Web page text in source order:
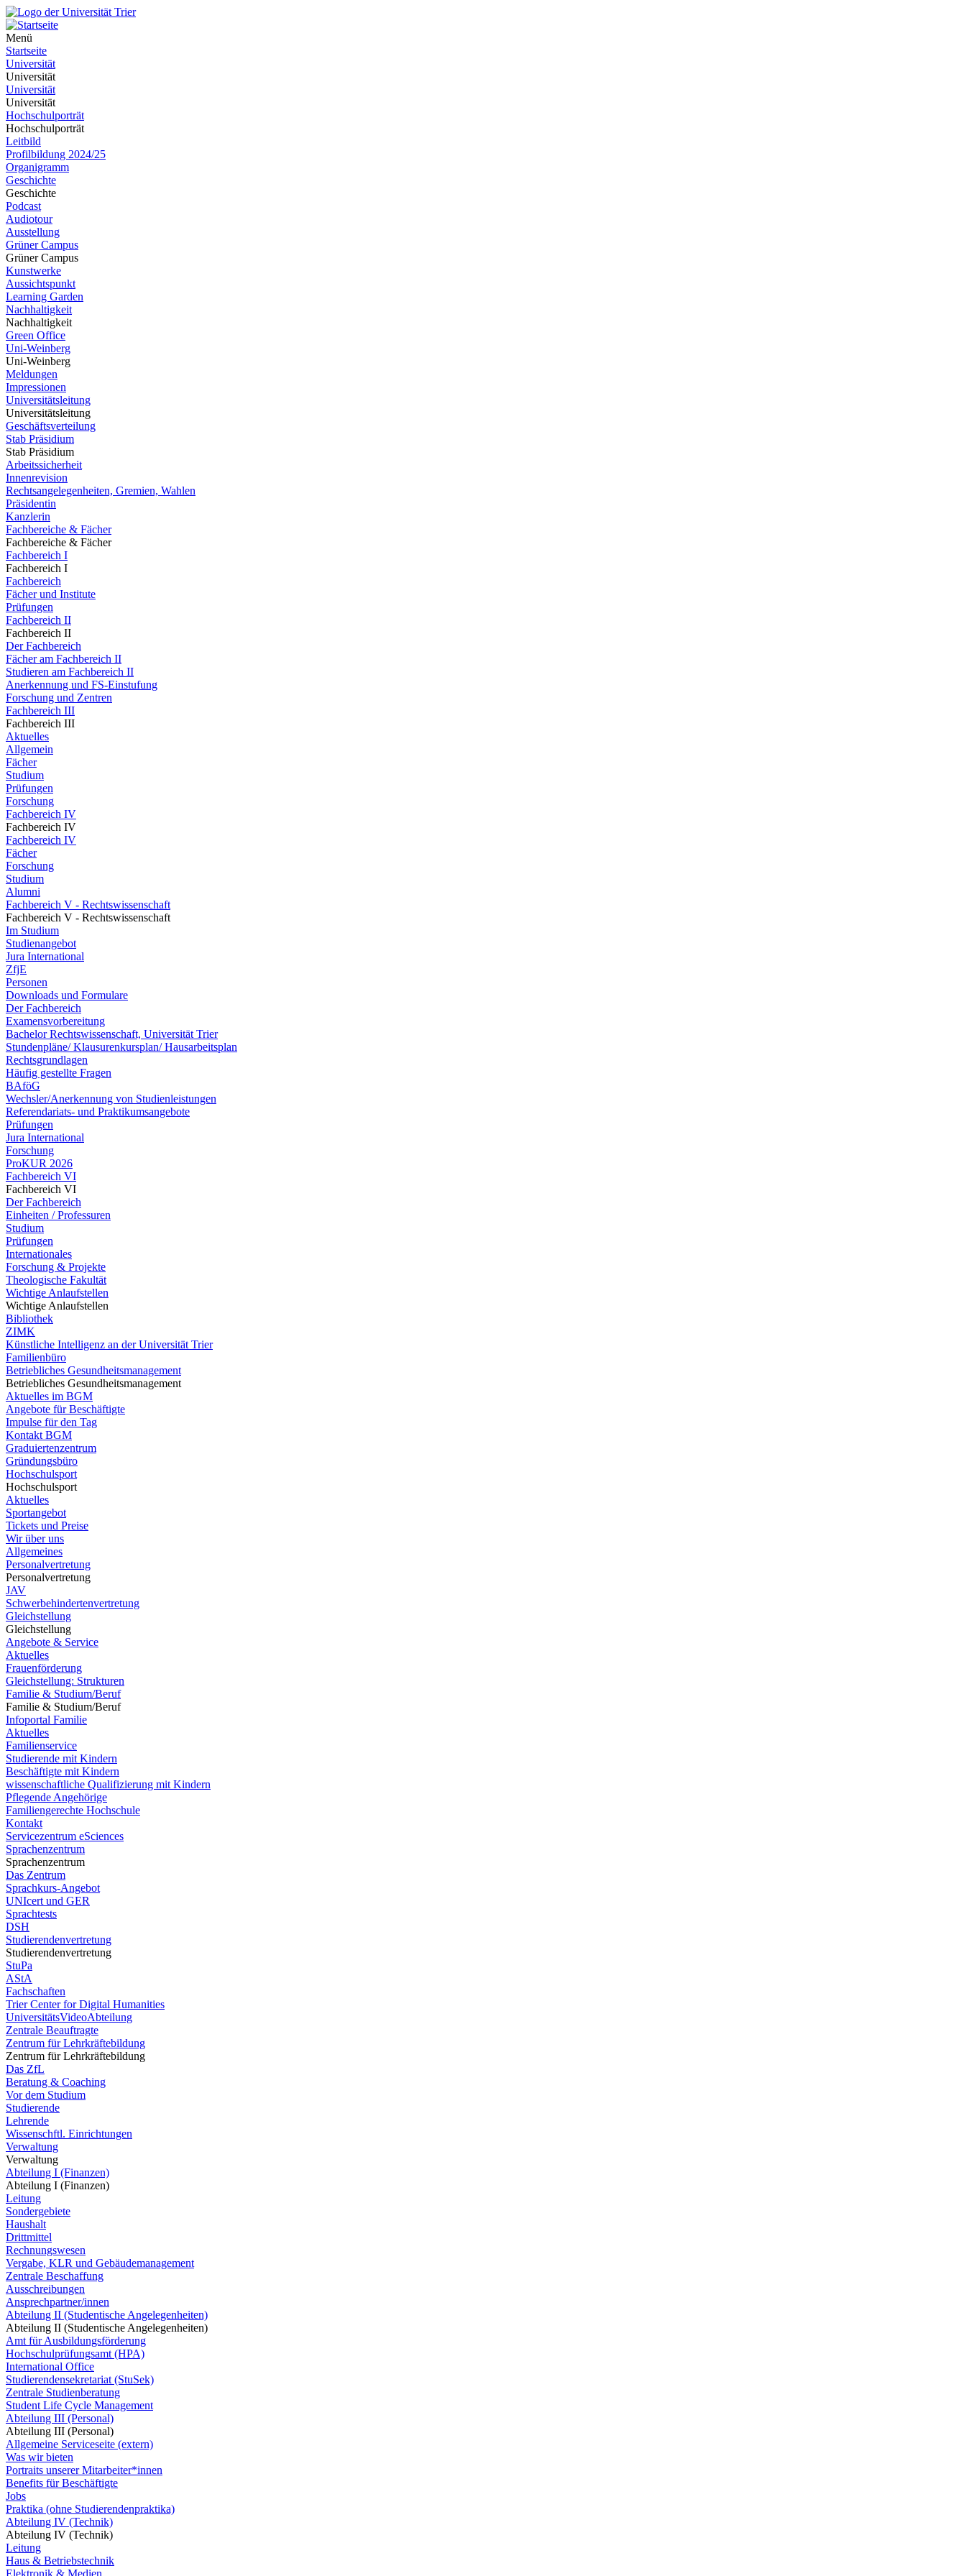
Menü
Startseite
Universität
Universität
Universität
Universität
Hochschulporträt
Hochschulporträt
Leitbild
Profilbildung 2024/25
Organigramm
Geschichte
Geschichte
Podcast
Audiotour
Ausstellung
Grüner Campus
Grüner Campus
Kunstwerke
Aussichtspunkt
Learning Garden
Nachhaltigkeit
Nachhaltigkeit
Green Office
Uni-Weinberg
Uni-Weinberg
Meldungen
Impressionen
Universitätsleitung
Universitätsleitung
Geschäftsverteilung
Stab Präsidium
Stab Präsidium
Arbeitssicherheit
Innenrevision
Rechtsangelegenheiten, Gremien, Wahlen
Präsidentin
Kanzlerin
Fachbereiche & Fächer
Fachbereiche & Fächer
Fachbereich I
Fachbereich I
Fachbereich
Fächer und Institute
Prüfungen
Fachbereich II
Fachbereich II
Der Fachbereich
Fächer am Fachbereich II
Studieren am Fachbereich II
Anerkennung und FS-Einstufung
Forschung und Zentren
Fachbereich III
Fachbereich III
Aktuelles
Allgemein
Fächer
Studium
Prüfungen
Forschung
Fachbereich IV
Fachbereich IV
Fachbereich IV
Fächer
Forschung
Studium
Alumni
Fachbereich V - Rechtswissenschaft
Fachbereich V - Rechtswissenschaft
Im Studium
Studienangebot
Jura International
ZfjE
Personen
Downloads und Formulare
Der Fachbereich
Examensvorbereitung
Bachelor Rechtswissenschaft, Universität Trier
Stundenpläne/ Klausurenkursplan/ Hausarbeitsplan
Rechtsgrundlagen
Häufig gestellte Fragen
BAföG
Wechsler/Anerkennung von Studienleistungen
Referendariats- und Praktikumsangebote
Prüfungen
Jura International
Forschung
ProKUR 2026
Fachbereich VI
Fachbereich VI
Der Fachbereich
Einheiten / Professuren
Studium
Prüfungen
Internationales
Forschung & Projekte
Theologische Fakultät
Wichtige Anlaufstellen
Wichtige Anlaufstellen
Bibliothek
ZIMK
Künstliche Intelligenz an der Universität Trier
Familienbüro
Betriebliches Gesundheitsmanagement
Betriebliches Gesundheitsmanagement
Aktuelles im BGM
Angebote für Beschäftigte
Impulse für den Tag
Kontakt BGM
Graduiertenzentrum
Gründungsbüro
Hochschulsport
Hochschulsport
Aktuelles
Sportangebot
Tickets und Preise
Wir über uns
Allgemeines
Personalvertretung
Personalvertretung
JAV
Schwerbehindertenvertretung
Gleichstellung
Gleichstellung
Angebote & Service
Aktuelles
Frauenförderung
Gleichstellung: Strukturen
Familie & Studium/Beruf
Familie & Studium/Beruf
Infoportal Familie
Aktuelles
Familienservice
Studierende mit Kindern
Beschäftigte mit Kindern
wissenschaftliche Qualifizierung mit Kindern
Pflegende Angehörige
Familiengerechte Hochschule
Kontakt
Servicezentrum eSciences
Sprachenzentrum
Sprachenzentrum
Das Zentrum
Sprachkurs-Angebot
UNIcert und GER
Sprachtests
DSH
Studierendenvertretung
Studierendenvertretung
StuPa
AStA
Fachschaften
Trier Center for Digital Humanities
UniversitätsVideoAbteilung
Zentrale Beauftragte
Zentrum für Lehrkräftebildung
Zentrum für Lehrkräftebildung
Das ZfL
Beratung & Coaching
Vor dem Studium
Studierende
Lehrende
Wissenschftl. Einrichtungen
Verwaltung
Verwaltung
Abteilung I (Finanzen)
Abteilung I (Finanzen)
Leitung
Sondergebiete
Haushalt
Drittmittel
Rechnungswesen
Vergabe, KLR und Gebäudemanagement
Zentrale Beschaffung
Ausschreibungen
Ansprechpartner/innen
Abteilung II (Studentische Angelegenheiten)
Abteilung II (Studentische Angelegenheiten)
Amt für Ausbildungsförderung
Hochschulprüfungsamt (HPA)
International Office
Studierendensekretariat (StuSek)
Zentrale Studienberatung
Student Life Cycle Management
Abteilung III (Personal)
Abteilung III (Personal)
Allgemeine Serviceseite (extern)
Was wir bieten
Portraits unserer Mitarbeiter*innen
Benefits für Beschäftigte
Jobs
Praktika (ohne Studierendenpraktika)
Abteilung IV (Technik)
Abteilung IV (Technik)
Leitung
Haus & Betriebstechnik
Elektronik & Medien